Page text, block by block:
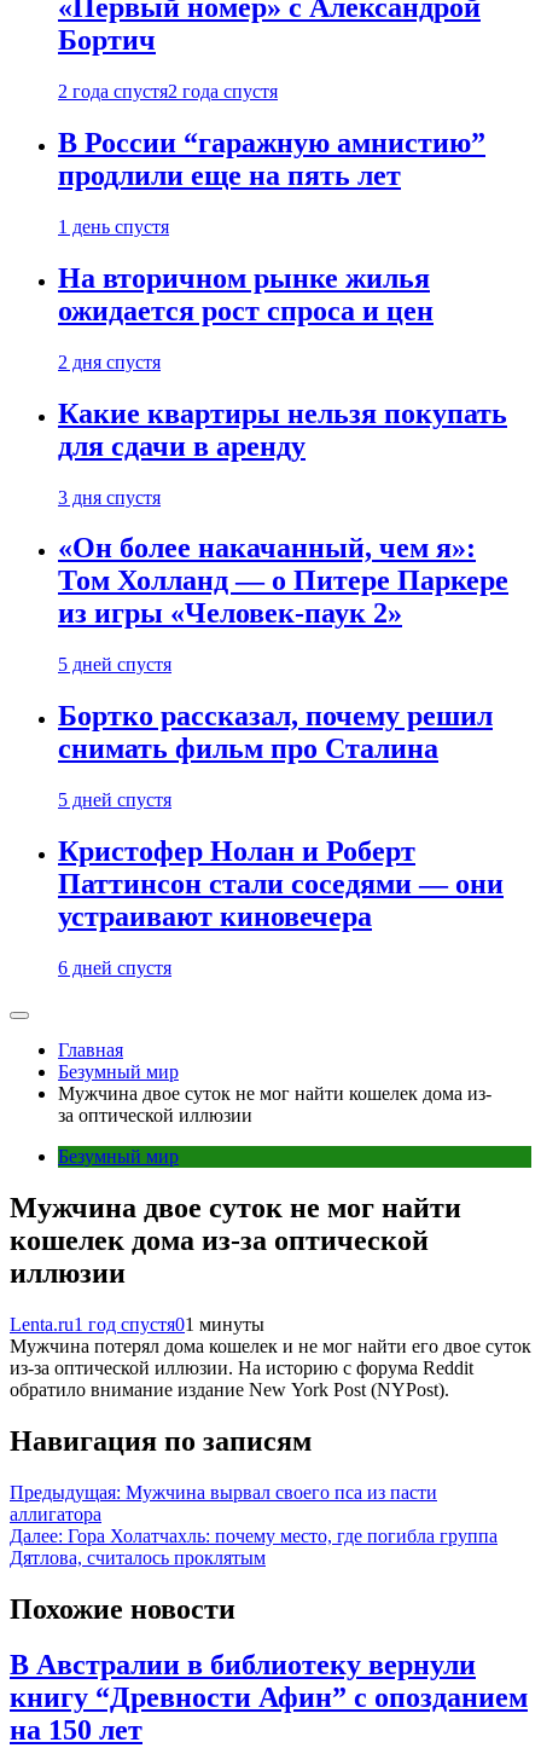
«Первый номер» с Александрой
Бортич
2 года спустя2 года спустя
В России “гаражную амнистию”
продлили еще на пять лет
1 день спустя
На вторичном рынке жилья
ожидается рост спроса и цен
2 дня спустя
Какие квартиры нельзя покупать
для сдачи в аренду
3 дня спустя
«Он более накачанный, чем я»:
Том Холланд — о Питере Паркере
из игры «Человек-паук 2»
5 дней спустя
Бортко рассказал, почему решил
снимать фильм про Сталина
5 дней спустя
Кристофер Нолан и Роберт
Паттинсон стали соседями — они
устраивают киновечера
6 дней спустя
Главная
Безумный мир
Мужчина двое суток не мог найти кошелек дома из-
за оптической иллюзии
Безумный мир
Мужчина двое суток не мог найти
кошелек дома из-за оптической
иллюзии
Lenta.ru1 год спустя01 минуты
Мужчина потерял дома кошелек и не мог найти его двое суток
из-за оптической иллюзии. На историю с форума Reddit
обратило внимание издание New York Post (NYPost).
Навигация по записям
Предыдущая: Мужчина вырвал своего пса из пасти
аллигатора
Далее: Гора Холатчахль: почему место, где погибла группа
Дятлова, считалось проклятым
Похожие новости
В Австралии в библиотеку вернули
книгу “Древности Афин” с опозданием
на 150 лет